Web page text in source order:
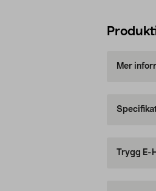
Mer
Trygg E-